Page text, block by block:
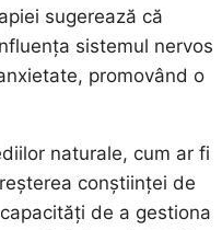
sugerează că
sistemul nervos
promovând o
naturale, cum ar fi
conștiinței de
de a gestiona